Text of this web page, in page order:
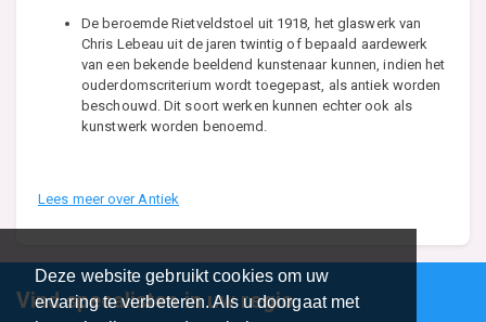
Deze website gebruikt cookies om uw
ervaring te verbeteren. Als u doorgaat met
De beroemde Rietveldstoel uit 1918, het glaswerk van
Chris Lebeau uit de jaren twintig of bepaald aardewerk
van een bekende beeldend kunstenaar kunnen, indien het
ouderdomscriterium wordt toegepast, als antiek worden
beschouwd. Dit soort werken kunnen echter ook als
kunstwerk worden benoemd.
Lees meer over Antiek
Vind specalisten in uw regio